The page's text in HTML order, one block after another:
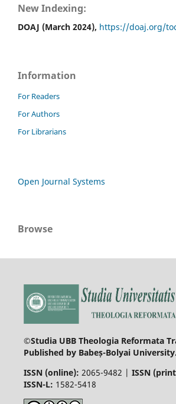
New Indexing:
DOAJ (March 2024), https://doaj.org/
Information
For Readers
For Authors
For Librarians
Open Journal Systems
Browse
©Studia UBB Theologia Reformata
Published by Babeș-Bolyai University.
ISSN (online): 2065-9482 | ISSN
ISSN-L: 1582-5418